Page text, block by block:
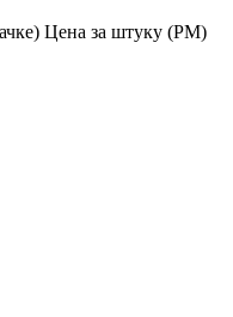
Цена за штуку (РМ)